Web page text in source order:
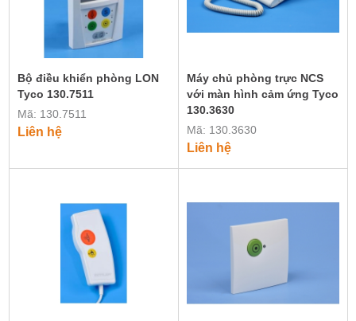
Bộ điều khiển phòng LON
Tyco 130.7511
Mã: 130.7511
Liên hệ
Máy chủ phòng trực NCS
với màn hình cảm ứng Tyco
130.3630
Mã: 130.3630
Liên hệ